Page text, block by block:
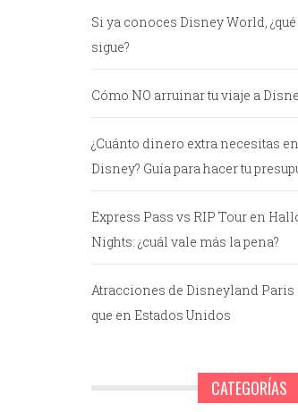
Si ya conoces Disney World,
sigue?
Cómo NO arruinar tu viaje a
¿Cuánto dinero extra necesitas
Disney? Guía para hacer tu
Express Pass vs RIP Tour en
Nights: ¿cuál vale más la pena?
Atracciones de Disneyland Paris
que en Estados Unidos
CATEGORÍAS